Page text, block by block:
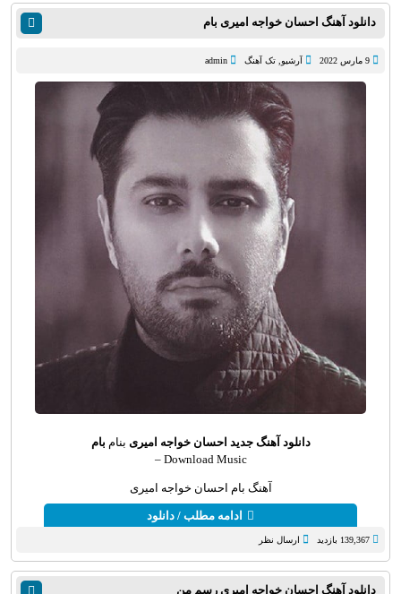
دانلود آهنگ احسان خواجه امیری بام
9 مارس 2022 آرشیو, تک آهنگ admin
دانلود آهنگ جدید احسان خواجه امیری بنام بام
Download Music –
آهنگ بام احسان خواجه امیری
ادامه مطلب / دانلود
139,367 بازدید ارسال نظر
دانلود آهنگ احسان خواجه امیری رسم من